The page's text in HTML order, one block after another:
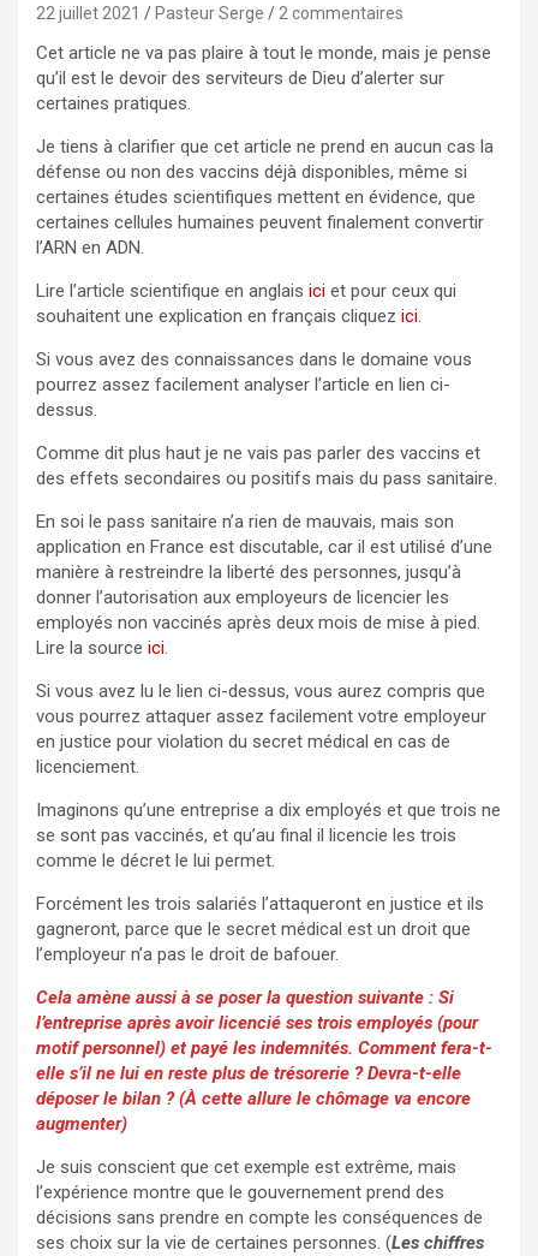
22 juillet 2021 Pasteur Serge 2 commentaires
Cet article ne va pas plaire à tout le monde, mais je pense
qu’il est le devoir des serviteurs de Dieu d’alerter sur
certaines pratiques.
Je tiens à clarifier que cet article ne prend en aucun cas la
défense ou non des vaccins déjà disponibles, même si
certaines études scientifiques mettent en évidence, que
certaines cellules humaines peuvent finalement convertir
l’ARN en ADN.
Lire l’article scientifique en anglais ici et pour ceux qui
souhaitent une explication en français cliquez ici.
Si vous avez des connaissances dans le domaine vous
pourrez assez facilement analyser l’article en lien ci-
dessus.
Comme dit plus haut je ne vais pas parler des vaccins et
des effets secondaires ou positifs mais du pass sanitaire.
En soi le pass sanitaire n’a rien de mauvais, mais son
application en France est discutable, car il est utilisé d’une
manière à restreindre la liberté des personnes, jusqu’à
donner l’autorisation aux employeurs de licencier les
employés non vaccinés après deux mois de mise à pied.
Lire la source ici.
Si vous avez lu le lien ci-dessus, vous aurez compris que
vous pourrez attaquer assez facilement votre employeur
en justice pour violation du secret médical en cas de
licenciement.
Imaginons qu’une entreprise a dix employés et que trois ne
se sont pas vaccinés, et qu’au final il licencie les trois
comme le décret le lui permet.
Forcément les trois salariés l’attaqueront en justice et ils
gagneront, parce que le secret médical est un droit que
l’employeur n’a pas le droit de bafouer.
Cela amène aussi à se poser la question suivante : Si
l’entreprise après avoir licencié ses trois employés (pour
motif personnel) et payé les indemnités. Comment fera-t-
elle s’il ne lui en reste plus de trésorerie ? Devra-t-elle
déposer le bilan ? (À cette allure le chômage va encore
augmenter)
Je suis conscient que cet exemple est extrême, mais
l’expérience montre que le gouvernement prend des
décisions sans prendre en compte les conséquences de
ses choix sur la vie de certaines personnes. (Les chiffres